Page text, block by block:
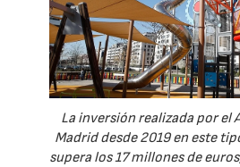
La inversión realizada por el
Madrid desde 2019 en este
supera los 17 millones de